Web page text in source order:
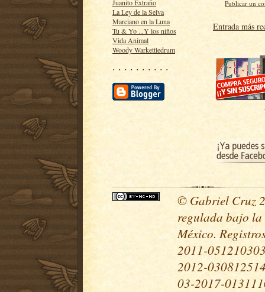
Juanito Extraño
La Ley de la Selva
Marciano en la Luna
Tu & Yo ...Y los niños
Vida Animal
Woody Warkettledrum
· · · · · · · · · ·
Publicar un
Entrada más
© Gabriel Cruz
regulada bajo la
México.
2011-
2012-
03-2017-